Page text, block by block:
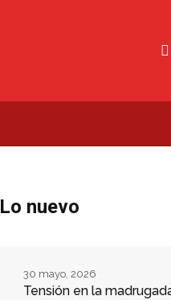
Lo nuevo
Tensión en la
30 mayo, 2026